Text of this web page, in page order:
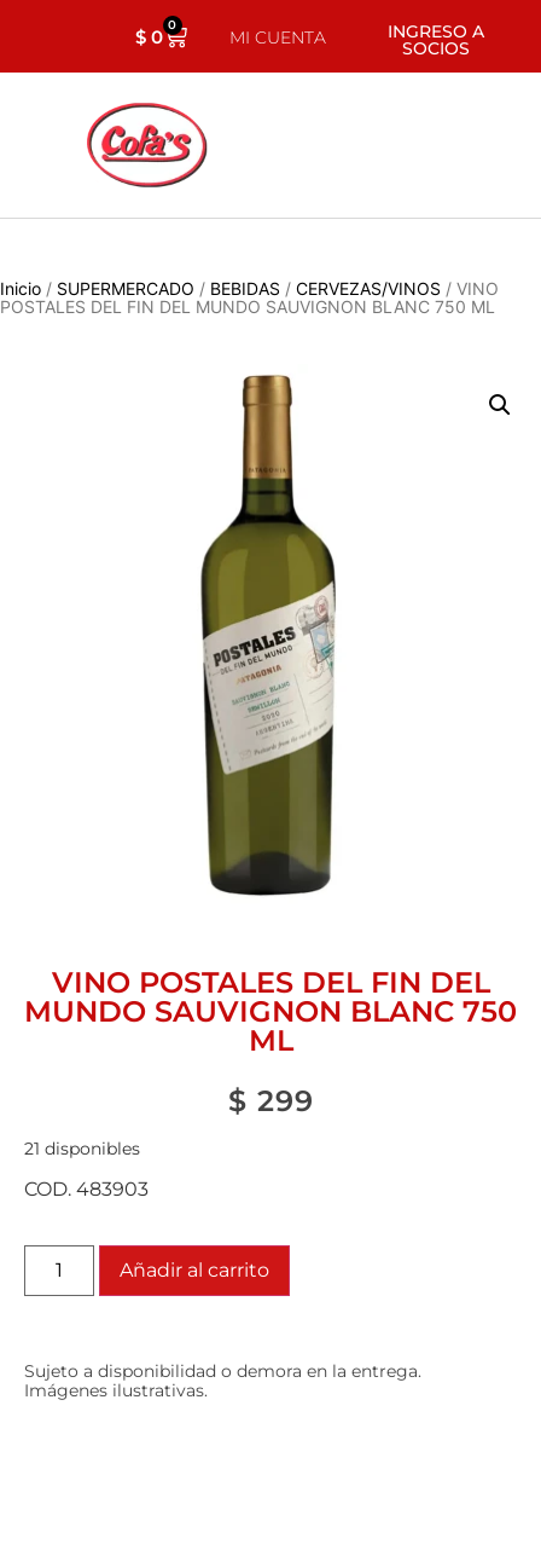
$0 0
MI CUENTA INGRESO A
SOCIOS
Inicio / SUPERMERCADO / BEBIDAS / CERVEZAS/VINOS / VINO
POSTALES DEL FIN DEL MUNDO SAUVIGNON BLANC 750 ML
VINO POSTALES DEL FIN DEL
MUNDO SAUVIGNON BLANC 750
ML
$ 299
21 disponibles
COD. 483903
Añadir al carrito
Sujeto a disponibilidad o demora en la entrega.
Imágenes ilustrativas.